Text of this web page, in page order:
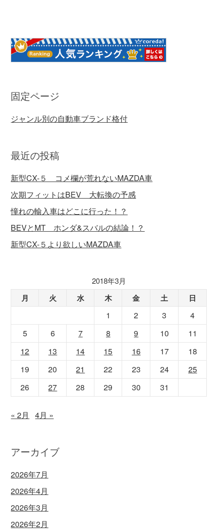
固定ページ
ジャンル別の自動車ブランド格付
最近の投稿
新型CX-５ コメ欄が荒れないMAZDA車
次期フィットはBEV 大転換の予感
憧れの輸入車はどこに行った！？
BEVとMT ホンダ&スバルの結論！？
新型CX-５より欲しいMAZDA車
2018年3月
月 火 水 木 金 土 日
1 2 3
4
5
6 7 8 9 10
11
12
13 14 15 16 17
18
19
20 21 22 23 24
25
26
27 28 29 30 31
« 2月 4月 »
アーカイブ
2026年7月
2026年4月
2026年3月
2026年2月